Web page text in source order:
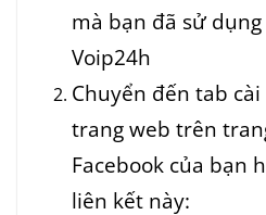
mà bạn đã sử
Voip24h
Chuyển đến tab
trang web trên
Facebook của bạn
liên kết này: